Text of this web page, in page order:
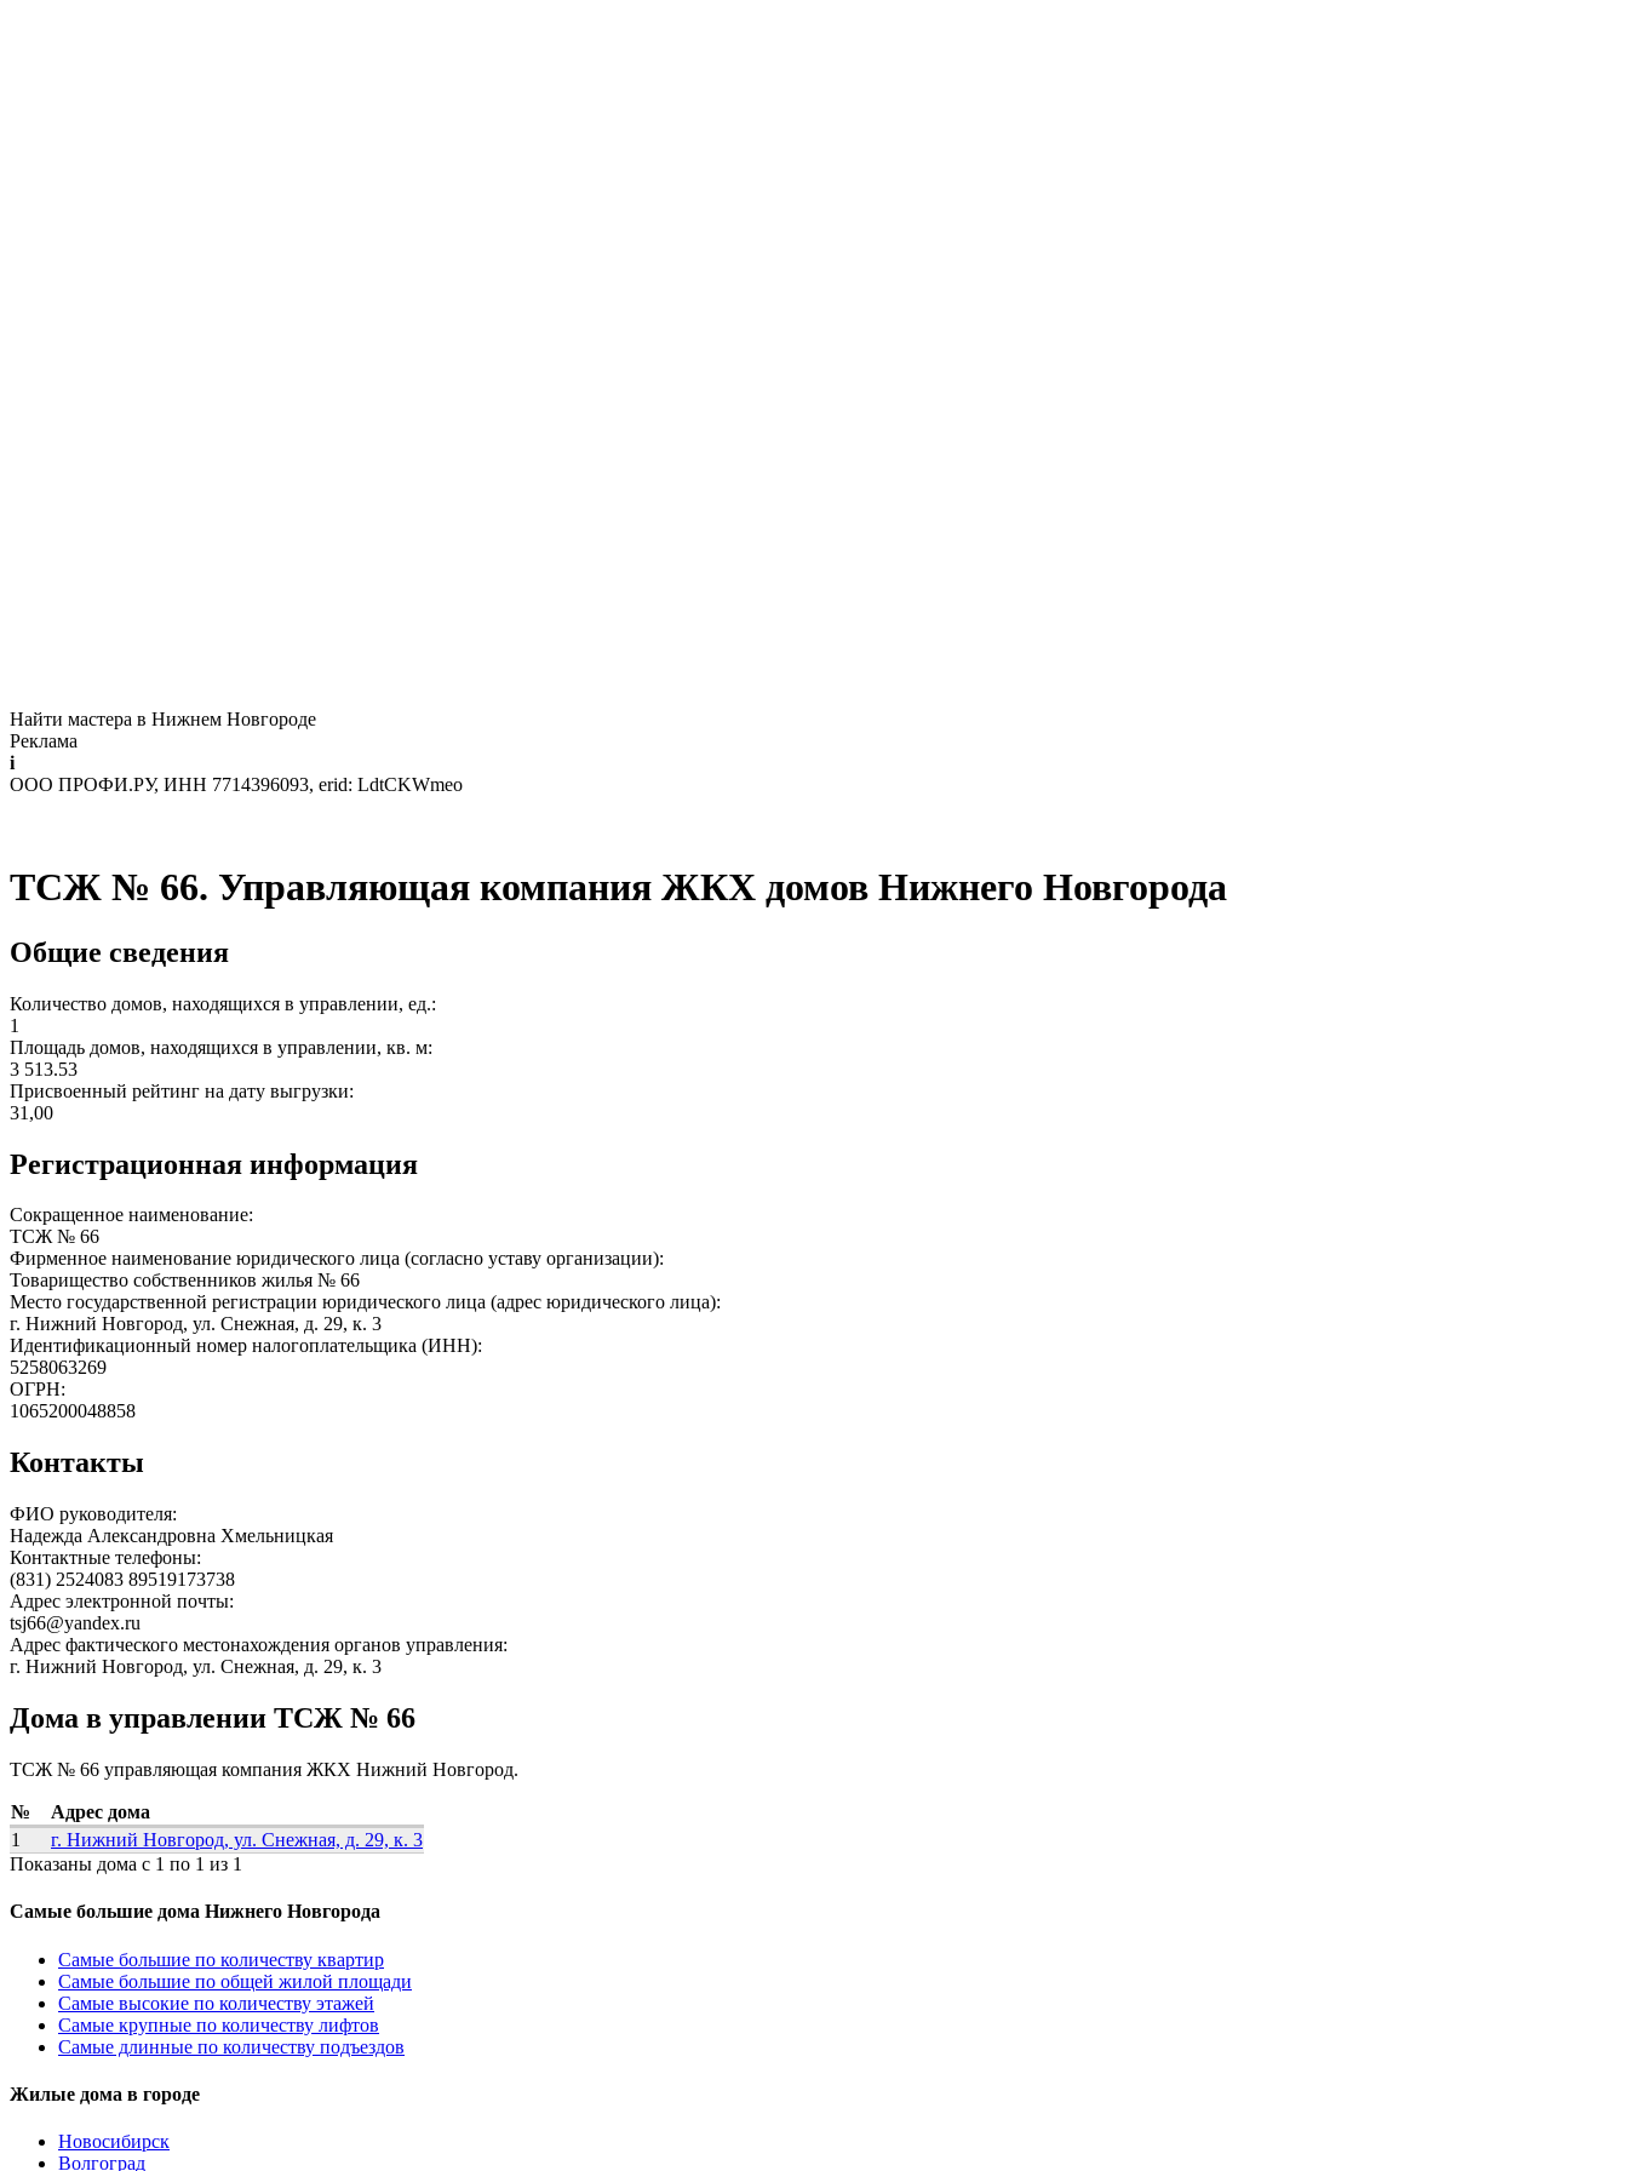
Найти мастера в Нижнем Новгороде
Реклама
i
ООО ПРОФИ.РУ, ИНН 7714396093, erid: LdtCKWmeo
TСЖ № 66. Управляющая компания ЖКХ домов Нижнего Новгорода
Общие сведения
Количество домов, находящихся в управлении, ед.:
1
Площадь домов, находящихся в управлении, кв. м:
3 513.53
Присвоенный рейтинг на дату выгрузки:
31,00
Регистрационная информация
Сокращенное наименование:
TСЖ № 66
Фирменное наименование юридического лица (согласно уставу организации):
Товарищество собственников жилья № 66
Место государственной регистрации юридического лица (адрес юридического лица):
г. Нижний Новгород, ул. Снежная, д. 29, к. 3
Идентификационный номер налогоплательщика (ИНН):
5258063269
ОГРН:
1065200048858
Контакты
ФИО руководителя:
Надежда Александровна Хмельницкая
Контактные телефоны:
(831) 2524083 89519173738
Адрес электронной почты:
tsj66@yandex.ru
Адрес фактического местонахождения органов управления:
г. Нижний Новгород, ул. Снежная, д. 29, к. 3
Дома в управлении TСЖ № 66
TСЖ № 66 управляющая компания ЖКХ Нижний Новгород.
№
Адрес дома
1
г. Нижний Новгород, ул. Снежная, д. 29, к. 3
Показаны дома с 1 по 1 из 1
Самые большие дома Нижнего Новгорода
Самые большие по количеству квартир
Самые большие по общей жилой площади
Самые высокие по количеству этажей
Самые крупные по количеству лифтов
Самые длинные по количеству подъездов
Жилые дома в городе
Новосибирск
Волгоград